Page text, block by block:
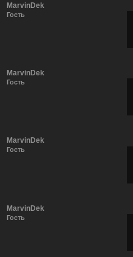
MarvinDek
Гость
MarvinDek
Гость
MarvinDek
Гость
MarvinDek
Гость